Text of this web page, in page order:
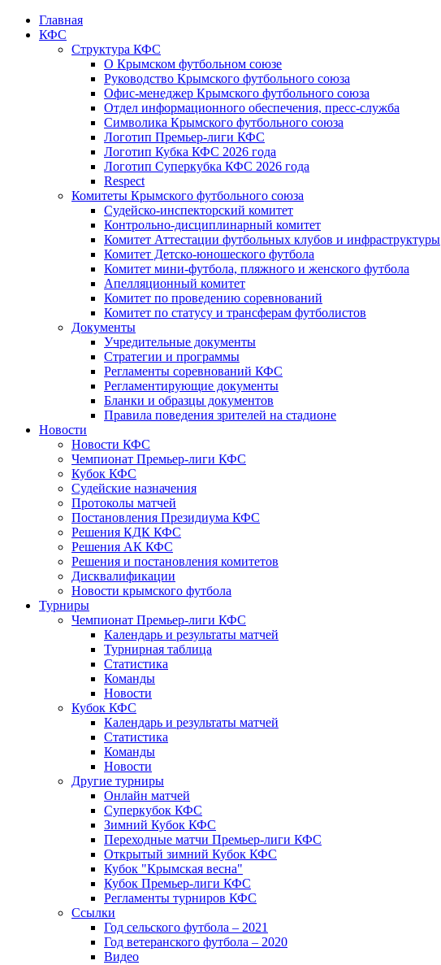
Главная
КФС
Структура КФС
О Крымском футбольном союзе
Руководство Крымского футбольного союза
Офис-менеджер Крымского футбольного союза
Отдел информационного обеспечения, пресс-служба
Символика Крымского футбольного союза
Логотип Премьер-лиги КФС
Логотип Кубка КФС 2026 года
Логотип Суперкубка КФС 2026 года
Respect
Комитеты Крымского футбольного союза
Судейско-инспекторский комитет
Контрольно-дисциплинарный комитет
Комитет Аттестации футбольных клубов и инфраструктуры
Комитет Детско-юношеского футбола
Комитет мини-футбола, пляжного и женского футбола
Апелляционный комитет
Комитет по проведению соревнований
Комитет по статусу и трансферам футболистов
Документы
Учредительные документы
Стратегии и программы
Регламенты соревнований КФС
Регламентирующие документы
Бланки и образцы документов
Правила поведения зрителей на стадионе
Новости
Новости КФС
Чемпионат Премьер-лиги КФС
Кубок КФС
Судейские назначения
Протоколы матчей
Постановления Президиума КФС
Решения КДК КФС
Решения АК КФС
Решения и постановления комитетов
Дисквалификации
Новости крымского футбола
Турниры
Чемпионат Премьер-лиги КФС
Календарь и результаты матчей
Турнирная таблица
Статистика
Команды
Новости
Кубок КФС
Календарь и результаты матчей
Статистика
Команды
Новости
Другие турниры
Онлайн матчей
Суперкубок КФС
Зимний Кубок КФС
Переходные матчи Премьер-лиги КФС
Открытый зимний Кубок КФС
Кубок "Крымская весна"
Кубок Премьер-лиги КФС
Регламенты турниров КФС
Ссылки
Год сельского футбола – 2021
Год ветеранского футбола – 2020
Видео